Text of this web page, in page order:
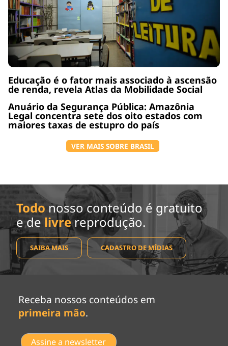
Educação é o fator mais associado à ascensão
de renda, revela Atlas da Mobilidade Social
Anuário da Segurança Pública: Amazônia
Legal concentra sete dos oito estados com
maiores taxas de estupro do país
VER MAIS SOBRE BRASIL
Todo nosso conteúdo é gratuito
e de livrereprodução.
SAIBA MAIS CADASTRO DE MÍDIAS
Receba nossos conteúdos em
primeira mão.
Assine a newsletter